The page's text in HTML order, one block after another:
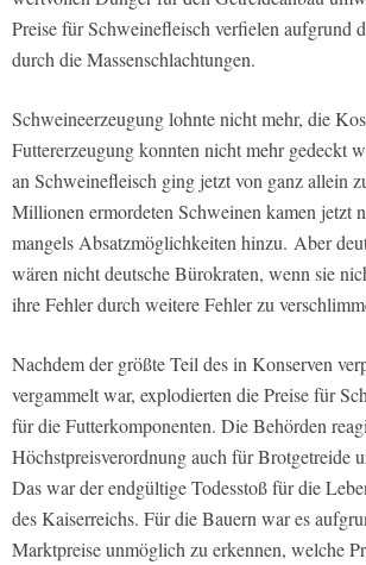
Preise für Schweinefleisch verfielen aufgrund
durch die Massenschlachtungen.
Schweineerzeugung lohnte nicht mehr, die
Futtererzeugung konnten nicht mehr gedeckt
an Schweinefleisch ging jetzt von ganz allein
Millionen ermordeten Schweinen kamen jetzt
mangels Absatzmöglichkeiten hinzu. Aber
wären nicht deutsche Bürokraten, wenn sie
ihre Fehler durch weitere Fehler zu
Nachdem der größte Teil des in Konserven
vergammelt war, explodierten die Preise für
für die Futterkomponenten. Die Behörden
Höchstpreisverordnung auch für Brotgetreide
Das war der endgültige Todesstoß für die
des Kaiserreichs. Für die Bauern war es
Marktpreise unmöglich zu erkennen, welche